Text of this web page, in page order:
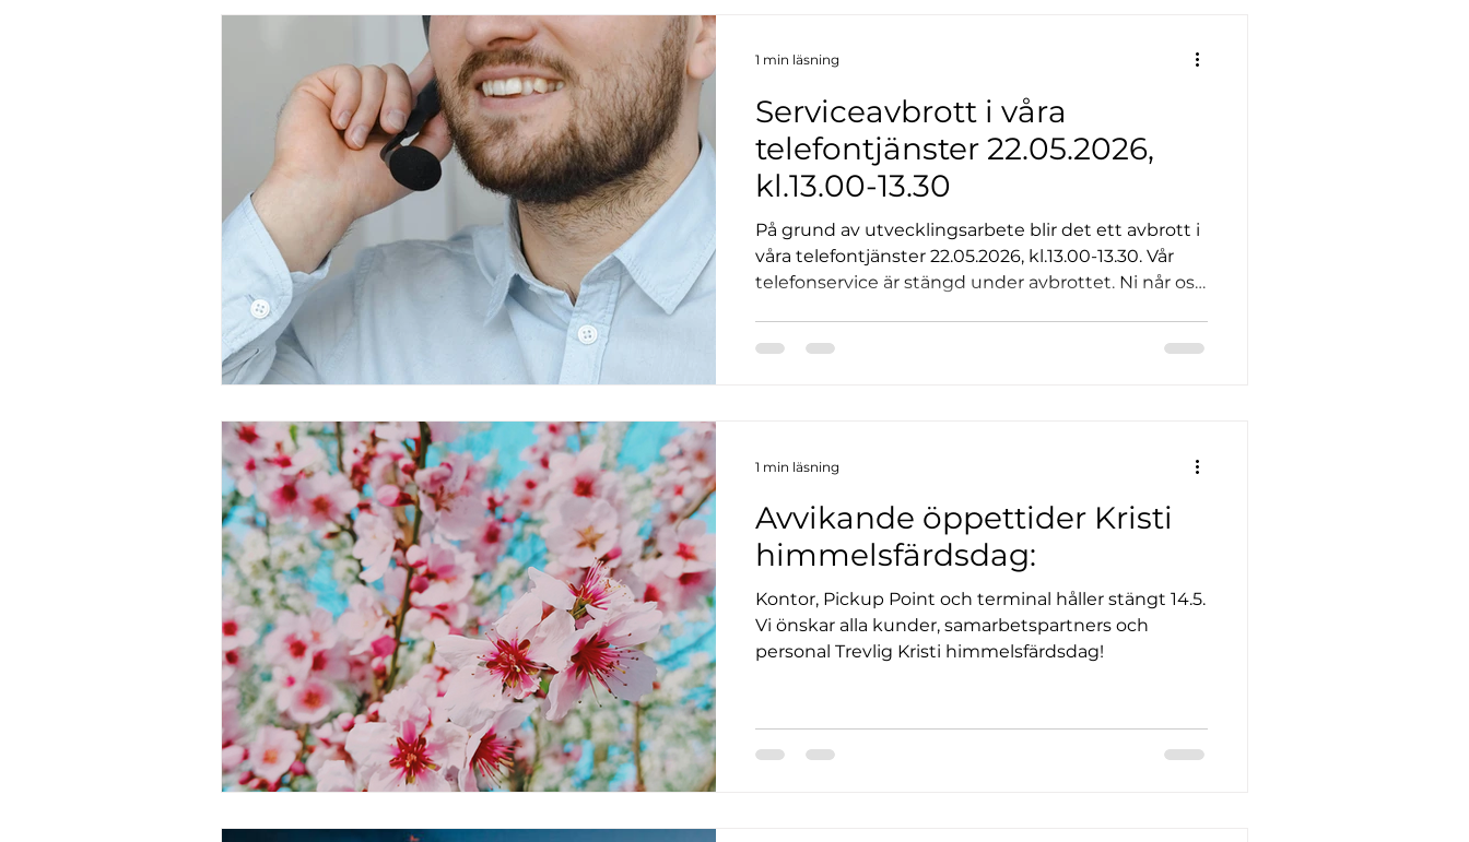
Serviceavbrott i våra
telefontjänster 22.05.2026,
kl.13.00-13.30
På grund av utvecklingsarbete blir det ett avbrott i
våra telefontjänster 22.05.2026, kl.13.00-13.30. Vår
telefonservice är stängd under avbrottet. Ni når oss
1 min läsning
Avvikande öppettider Kristi
himmelsfärdsdag:
Kontor, Pickup Point och terminal håller stängt 14.5.
Vi önskar alla kunder, samarbetspartners och
personal Trevlig Kristi himmelsfärdsdag!
1 min läsning